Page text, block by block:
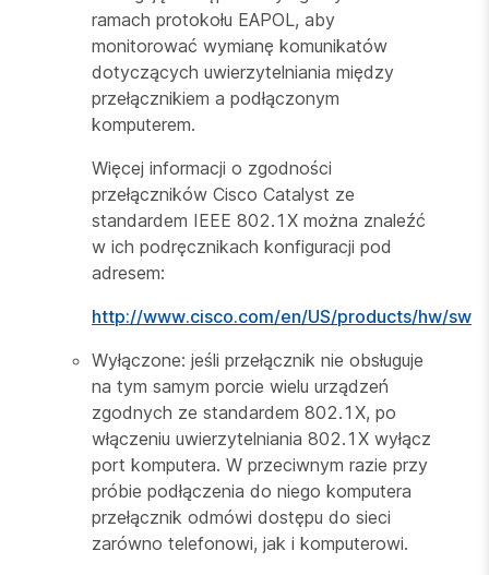
ramach protokołu EAPOL, aby
monitorować wymianę komunikatów
dotyczących uwierzytelniania między
przełącznikiem a podłączonym
komputerem.
Więcej informacji o zgodności
przełączników Cisco Catalyst ze
standardem IEEE 802.1X można znaleźć
w ich podręcznikach konfiguracji pod
adresem:
http://www.cisco.com/en/US/products/hw/
Wyłączone: jeśli przełącznik nie obsługuje
na tym samym porcie wielu urządzeń
zgodnych ze standardem 802.1X, po
włączeniu uwierzytelniania 802.1X wyłącz
port komputera. W przeciwnym razie przy
próbie podłączenia do niego komputera
przełącznik odmówi dostępu do sieci
zarówno telefonowi, jak i komputerowi.